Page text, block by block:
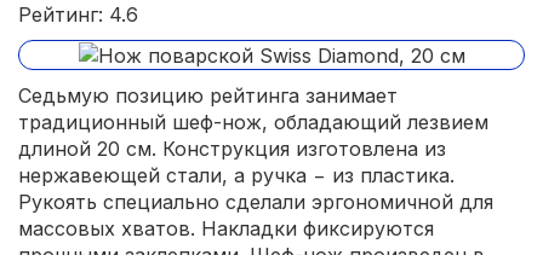
Рейтинг: 4.6
Седьмую позицию рейтинга занимает
традиционный шеф-нож, обладающий лезвием
длиной 20 см. Конструкция изготовлена из
нержавеющей стали, а ручка − из пластика.
Рукоять специально сделали эргономичной для
массовых хватов. Накладки фиксируются